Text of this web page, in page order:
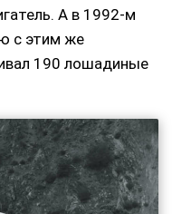
А в 1992-м
с этим же
190 лошадиные